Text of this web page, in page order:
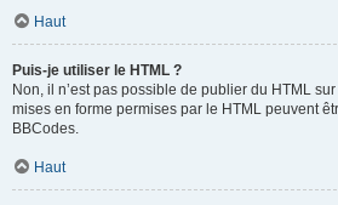
Haut
Puis-je utiliser le HTML ?
Non, il n’est pas possible de publier du HTML
mises en forme permises par le HTML peuvent
BBCodes.
Haut